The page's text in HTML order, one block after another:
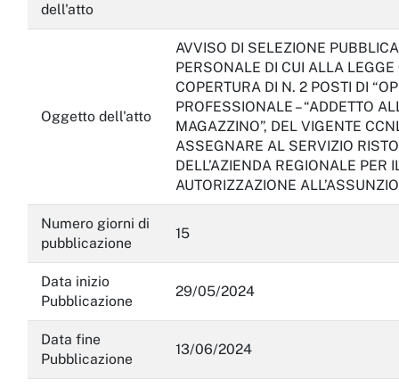
dell'atto
Oggetto dell'atto
AVVISO DI SELEZIONE
PERSONALE DI CUI ALLA
COPERTURA DI N. 2 POSTI DI
PROFESSIONALE – “ADDETTO
MAGAZZINO”, DEL VIGENTE
ASSEGNARE AL SERVIZIO
DELL’AZIENDA REGIONALE PER
AUTORIZZAZIONE
Numero giorni di
pubblicazione
15
Data inizio
Pubblicazione
29/05/2024
Data fine
Pubblicazione
13/06/2024